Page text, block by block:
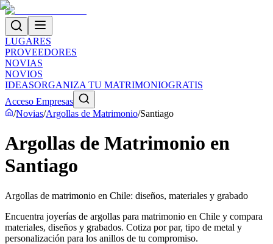
LUGARES
PROVEEDORES
NOVIAS
NOVIOS
IDEASORGANIZA TU MATRIMONIOGRATIS
Acceso Empresas
/Novias/Argollas de Matrimonio/Santiago
Argollas de Matrimonio en
Santiago
Argollas de matrimonio en Chile: diseños, materiales y grabado
Encuentra joyerías de argollas para matrimonio en Chile y compara
materiales, diseños y grabados. Cotiza por par, tipo de metal y
personalización para los anillos de tu compromiso.